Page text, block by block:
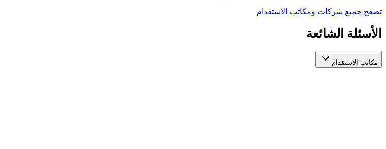
تصفح جميع شركات ومكاتب الاستقدام
الأسئلة الشائعة
مكاتب الاستقدام